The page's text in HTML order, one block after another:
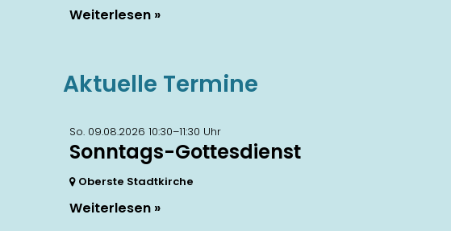
Weiterlesen
Aktuelle Termine
So. 09.08.2026 10:30–11:30 Uhr
Sonntags-Gottesdienst
Oberste Stadtkirche
Weiterlesen